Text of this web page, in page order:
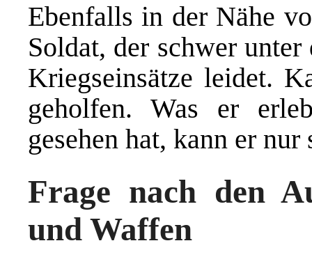
Ebenfalls in der Nähe
Soldat, der schwer
Kriegseinsätze leidet.
geholfen. Was er
gesehen hat, kann er
Frage nach den
und Waffen